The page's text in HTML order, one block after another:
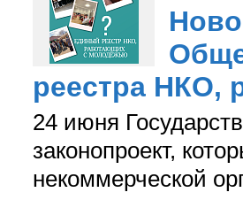
реестра НКО,
24 июня
законопроект,
некоммерческой